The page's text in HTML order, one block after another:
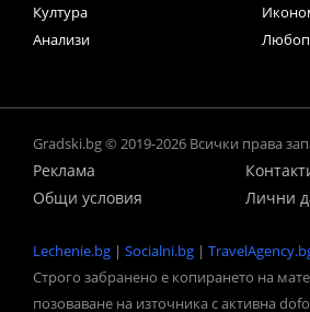
Култура
Анализи
Gradski.bg © 2019-2026 Всички права
Реклама
Общи условия
Лични
Lechenie.bg | Socialni.bg |
Строго забранено е копирането на
позоваване на източника с активна